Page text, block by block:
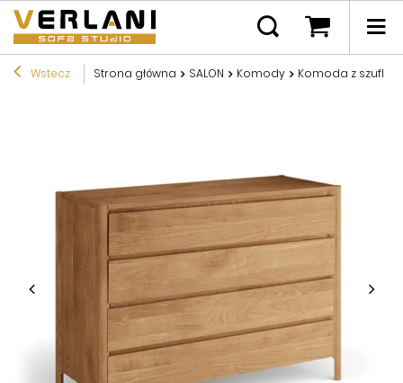
Wstecz Strona główna SALON Komody Komoda z